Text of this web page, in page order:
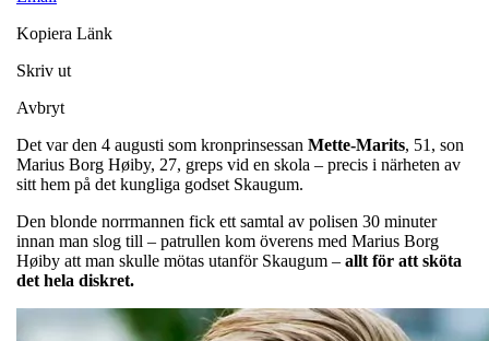
Kopiera Länk
Skriv ut
Avbryt
Det var den 4 augusti som kronprinsessan Mette-Marits, 51, son
Marius Borg Høiby, 27, greps vid en skola – precis i närheten av
sitt hem på det kungliga godset Skaugum.
Den blonde norrmannen fick ett samtal av polisen 30 minuter
innan man slog till – patrullen kom överens med Marius Borg
Høiby att man skulle mötas utanför Skaugum – allt för att sköta
det hela diskret.